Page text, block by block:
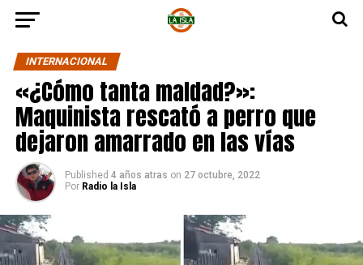
INTERNACIONAL
«¿Cómo tanta maldad?»:
Maquinista rescató a perro que
dejaron amarrado en las vías
Published 4 años atras on 27 octubre, 2022
Por Radio la Isla